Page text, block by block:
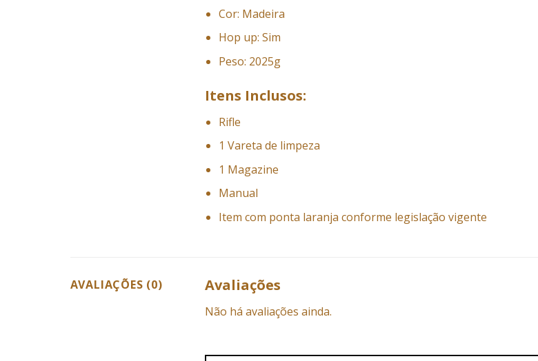
Cor: Madeira
Hop up: Sim
Peso: 2025g
Itens Inclusos:
Rifle
1 Vareta de limpeza
1 Magazine
Manual
Item com ponta laranja conforme legislação vigente
AVALIAÇÕES (0) Avaliações
Não há avaliações ainda.